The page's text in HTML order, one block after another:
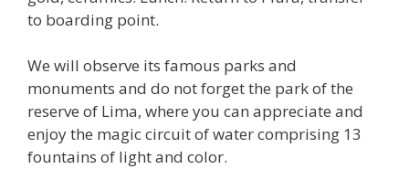
to boarding point.
We will observe its famous parks and
monuments and do not forget the park of the
reserve of Lima, where you can appreciate and
enjoy the magic circuit of water comprising 13
fountains of light and color.